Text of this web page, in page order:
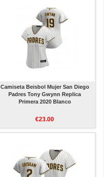
Camiseta Beisbol Mujer San Diego
Padres Tony Gwynn Replica
Primera 2020 Blanco
€23.00